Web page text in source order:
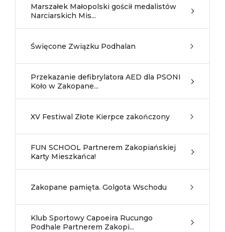
Marszałek Małopolski gościł medalistów
Narciarskich Mis...
Święcone Związku Podhalan
Przekazanie defibrylatora AED dla PSONI
Koło w Zakopane...
XV Festiwal Złote Kierpce zakończony
FUN SCHOOL Partnerem Zakopiańskiej
Karty Mieszkańca!
Zakopane pamięta. Golgota Wschodu
Klub Sportowy Capoeira Rucungo
Podhale Partnerem Zakopi...